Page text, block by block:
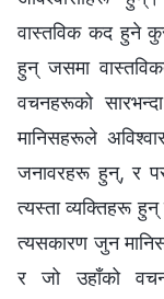
वास्तविक कद हुने
हुन् जसमा
वचनहरूको
मानिसहरूले
जनावरहरू हुन्, र
त्यस्ता व्यक्तिहरू
त्यसकारण जुन
र जो उहाँको